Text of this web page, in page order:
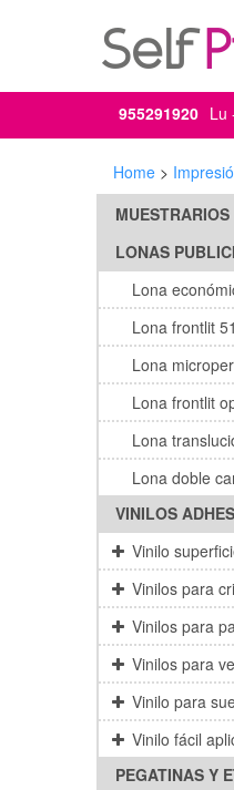
955291920 Lu
Home >
MUESTRARIOS
LONAS
Lona
Lona frontlit
Lona
Lona frontlit
Lona
Lona doble
VINILOS
Vinilo
Vinilos para
Vinilos para
Vinilos para
Vinilo para
Vinilo fácil
PEGATINAS Y